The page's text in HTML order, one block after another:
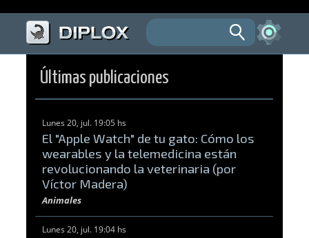
Últimas publicaciones
Lunes 20, jul. 19:05 hs
El "Apple Watch" de tu gato: Cómo los
wearables y la telemedicina están
revolucionando la veterinaria (por
Víctor Madera)
Animales
Lunes 20, jul. 19:04 hs